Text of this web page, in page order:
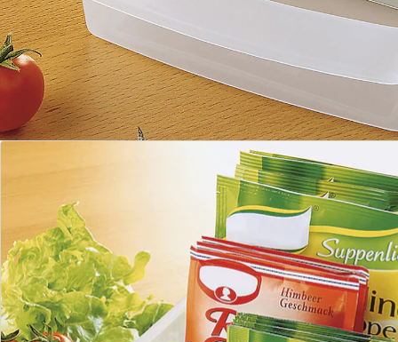
Direct uit de catalogus bestellen
Catalogus aanvragen
We zijn er voor u
Servicehotline